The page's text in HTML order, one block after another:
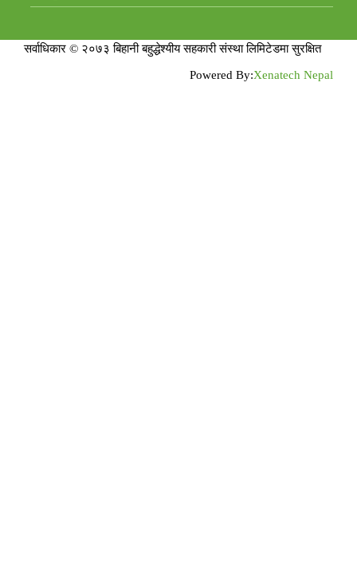
सर्वाधिकार © २०७३ बिहानी बहुद्धेश्यीय सहकारी संस्था लिमिटेडमा सुरक्षित
Powered By:Xenatech Nepal